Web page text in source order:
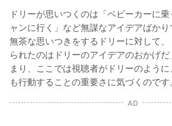
ドリーが思いつくのは「ベビーカーに
ャンに行く」など無謀なアイデアばか
無茶な思いつきをするドリーに対して
られたのはドリーのアイデアのおかげ
まり、ここでは視聴者がドリーのよう
も行動することの重要さに気づくのです。
AD